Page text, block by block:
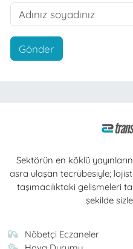
Gönder
Sektörün en köklü
asra ulaşan tecrübesiyle;
taşımacılıktaki gelişmeleri
şekilde
Nöbetçi Eczaneler